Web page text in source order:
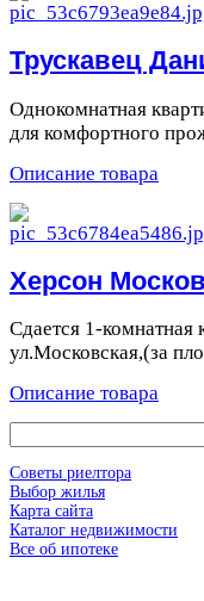
Трускавец
Однокомнатная
для комфортного
Описание товара
Херсон
Сдается 1-комнатная
ул.Московская,(за
Описание товара
Советы риелтора
Выбор жилья
Карта сайта
Каталог недвижимости
Все об ипотеке